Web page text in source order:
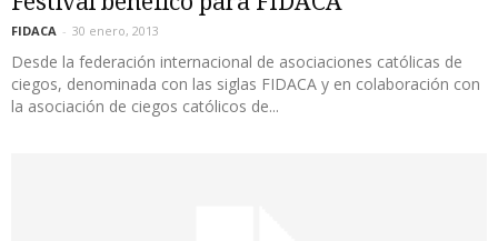
FIDACA - 30 enero, 2013
Desde la federación internacional de asociaciones católicas de
ciegos, denominada con las siglas FIDACA y en colaboración con
la asociación de ciegos católicos de...